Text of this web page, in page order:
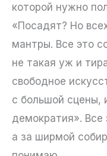
которой нужно
«Посадят? Но
мантры. Все это
не такая уж и
свободное
с большой сцены,
демократия». Все
а за ширмой